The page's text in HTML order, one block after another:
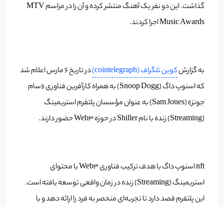
گذاشت. این دو نفر یک آهنگ منتشر کرده و آن را در مراسم MTV
Music Awards اجرا کردند.
به گزارشکوین تلگراف (cointelegraph)
در تاریخ ۶ مارس اعلام شد
که اسنوپ داگ (Snoop Dogg) به همراه کارآفرین فناوری «سام
جونز» (Sam Jones) به عنوان مؤسسان پلتفرم استریمینگ
(Streaming) زنده با نام Shiller در حوزه Web3 حضور دارند.
nft اسنوپ داگ با هدف ترکیب فناوری Web3 با محتوای
استریمینگ (Streaming) زنده در زمان واقعی توسعه یافته است.
این پلتفرم قصد دارد تا تجربه‌ای منحصر به فرد را ارائه دهد و با